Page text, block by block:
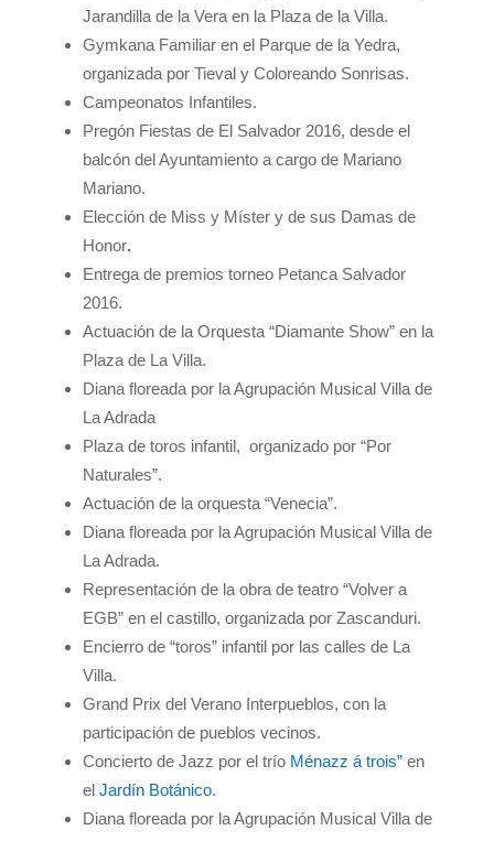
Jarandilla de la Vera en la Plaza de la Villa.
Gymkana Familiar en el Parque de la Yedra,
organizada por Tieval y Coloreando Sonrisas.
Campeonatos Infantiles.
Pregón Fiestas de El Salvador 2016, desde el
balcón del Ayuntamiento a cargo de Mariano
Mariano.
Elección de Miss y Míster y de sus Damas de
Honor.
Entrega de premios torneo Petanca Salvador
2016.
Actuación de la Orquesta “Diamante Show” en la
Plaza de La Villa.
Diana floreada por la Agrupación Musical Villa de
La Adrada
Plaza de toros infantil, organizado por “Por
Naturales”.
Actuación de la orquesta “Venecia”.
Diana floreada por la Agrupación Musical Villa de
La Adrada.
Representación de la obra de teatro “Volver a
EGB” en el castillo, organizada por Zascanduri.
Encierro de “toros” infantil por las calles de La
Villa.
Grand Prix del Verano Interpueblos, con la
participación de pueblos vecinos.
Concierto de Jazz por el trío Ménazz á trois”en
el Jardín Botánico.
Diana floreada por la Agrupación Musical Villa de